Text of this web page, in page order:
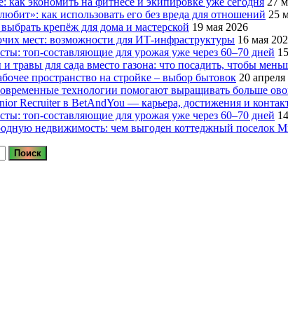
как использовать его без вреда для отношений 25
крепёж для дома и мастерской 19 мая 2026
мест: возможности для ИТ-инфраструктуры 16 мая
топ‑составляющие для урожая уже через 60–70 дней
травы для сада вместо газона: что посадить, чтобы
пространство на стройке – выбор бытовок 20
технологии помогают выращивать больше
Recruiter в BetAndYou — карьера, достижения и
топ‑составляющие для урожая уже через 60–70 дней
недвижимость: чем выгоден коттеджный поселок